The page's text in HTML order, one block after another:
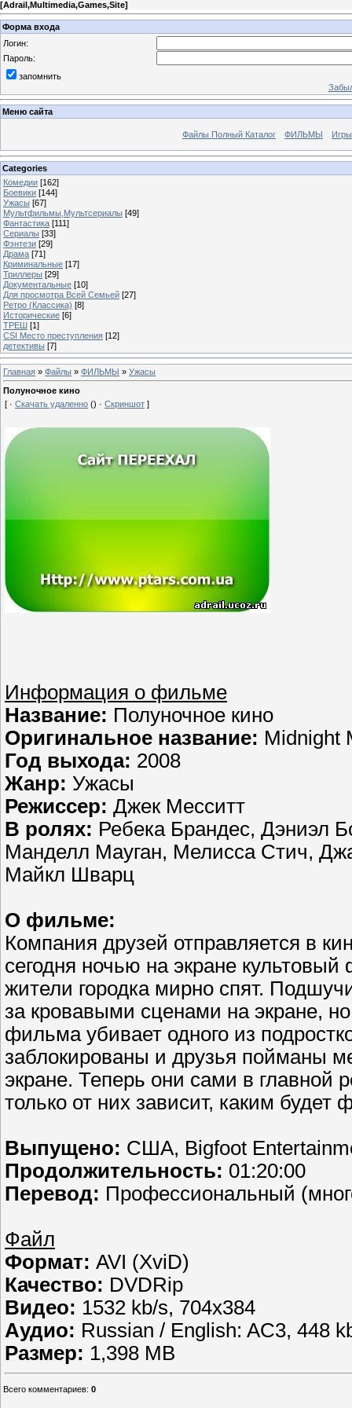
[Adrail,Multimedia,Games,Site]
Форма входа
Логин:
Пароль:
запомнить
Меню сайта
Файлы Полный Каталог ФИЛЬМЫ
Categories
Комедии [162]
Боевики [144]
Ужасы [67]
Мультфильмы,Мультсериалы [49]
Фантастика [111]
Сериалы [33]
Фэнтези [29]
Драма [71]
Криминальные [17]
Триллеры [29]
Документальные [10]
Для просмотра Всей Семьей [27]
Ретро (Классика) [8]
Исторические [6]
ТРЕШ [1]
CSI Место преступления [12]
детективы [7]
Главная » Файлы » ФИЛЬМЫ » Ужасы
Полуночное кино
[ · Скачать удаленно () · Скриншот ]
Информация о фильме
Название: Полуночное кино
Оригинальное название: Midnight
Год выхода: 2008
Жанр: Ужасы
Режиссер: Джек Месситт
В ролях: Ребека Брандес, Дэниэл
Манделл Мауган, Мелисса Стич,
Майкл Шварц
О фильме:
Компания друзей отправляется в
сегодня ночью на экране
жители городка мирно спят.
за кровавыми сценами на экране,
фильма убивает одного из
заблокированы и друзья пойманы
экране. Теперь они сами в главной
только от них зависит, каким будет
Выпущено: США, Bigfoot
Продолжительность: 01:20:00
Перевод: Профессиональный
Файл
Формат: AVI (XviD)
Качество: DVDRip
Видео: 1532 kb/s, 704x384
Аудио: Russian / English: AC3, 448
Размер: 1,398 MB
Всего комментариев: 0